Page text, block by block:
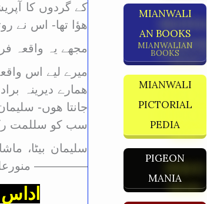
کے گردوں کا
ھؤا تھا- اس نے
مجھے یہ واقعہ
میرے لیے اس
ھمارے دیرینہ
جانتا ھوں-
سب کو سللمت
سلیمان بیٹا،
————–
MIANWALI
AN BOOKS
MIANWALIAN
BOOKS
MIANWALI
PICTORIAL
PEDIA
PIGEON
MANIA